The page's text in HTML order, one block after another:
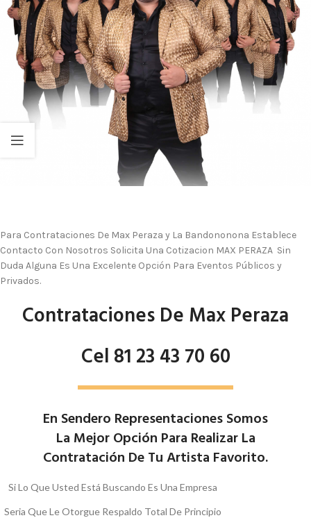
Para Contrataciones De Max Peraza y La Bandononona Establece
Contacto Con Nosotros Solicita Una Cotizacion MAX PERAZA Sin
Duda Alguna Es Una Excelente Opción Para Eventos Públicos y
Privados.
Contrataciones De Max Peraza
Cel 81 23 43 70 60
En Sendero Representaciones Somos
La Mejor Opción Para Realizar La
Contratación De Tu Artista Favorito.
Si Lo Que Usted Está Buscando Es Una Empresa
Seria Que Le Otorgue Respaldo Total De Principio